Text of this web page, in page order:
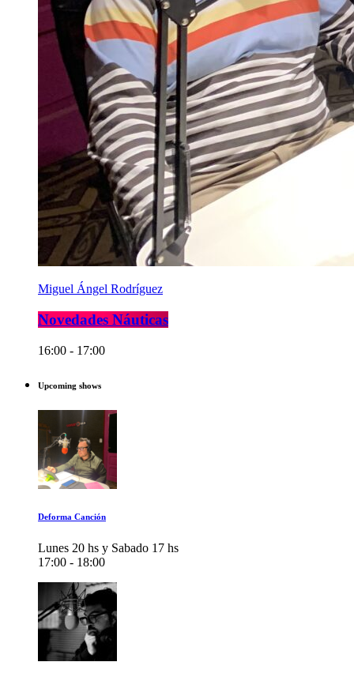
Miguel Ángel Rodríguez
Novedades Náuticas
16:00 - 17:00
Upcoming shows
Deforma Canción
Lunes 20 hs y Sabado 17 hs
17:00 - 18:00